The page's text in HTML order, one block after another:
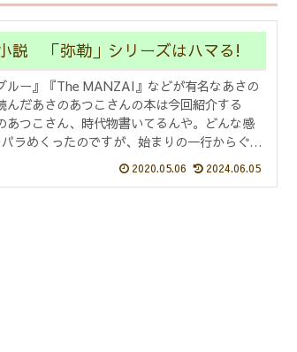
説 「弥勒」シリーズはハマる!
ルー』『The MANZAI』などが有名なあさの
んだあさのあつこさんの本は今回紹介する
あつこさん、時代物書いてるんや。どんな感
ラめくったのですが、始まりの一行からぐん
2020.05.06 2024.06.05